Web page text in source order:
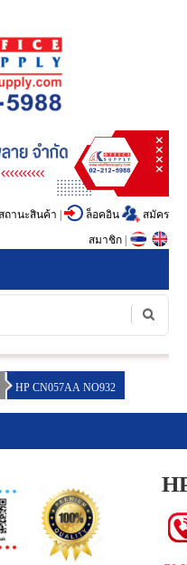
ถานะสินค้า | ล็อคอิน สมัคร
สมาชิก
HP CN057AA NO932